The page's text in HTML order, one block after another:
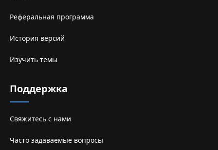
Реферальная программа
История версий
Изучить темы
Поддержка
Свяжитесь с нами
Часто задаваемые вопросы